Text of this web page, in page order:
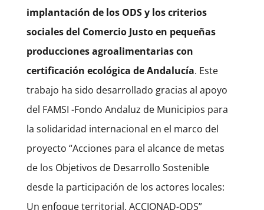
implantación de los ODS y los criterios
sociales del Comercio Justo en pequeñas
producciones agroalimentarias con
certificación ecológica de Andalucía. Este
trabajo ha sido desarrollado gracias al apoyo
del FAMSI -Fondo Andaluz de Municipios para
la solidaridad internacional en el marco del
proyecto “Acciones para el alcance de metas
de los Objetivos de Desarrollo Sostenible
desde la participación de los actores locales:
Un enfoque territorial. ACCIONAD-ODS”